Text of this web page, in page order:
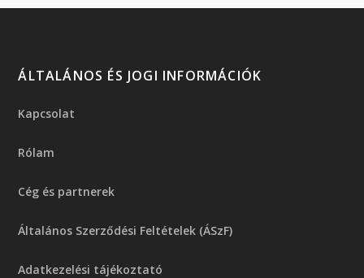
ÁLTALÁNOS ÉS JOGI INFORMÁCIÓK
Kapcsolat
Rólam
Cég és partnerek
Általános Szerződési Feltételek (ÁSzF)
Adatkezelési tájékoztató